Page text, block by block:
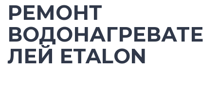
РЕМОНТ
ВОДОНАГРЕВАТЕ
ЛЕЙ ETALON